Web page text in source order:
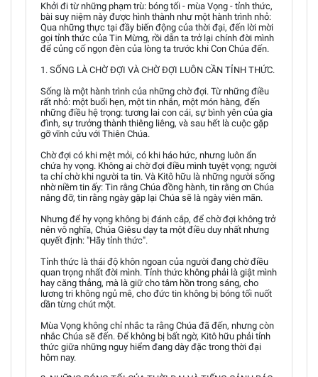
Khởi đi từ những phạm trù: bóng tối - mùa Vọng - tỉnh thức,
bài suy niệm này được hình thành như một hành trình nhỏ:
Qua những thực tại đầy biến động của thời đại, đến lời mời
gọi tỉnh thức của Tin Mừng, rồi dẫn ta trở lại chính đời mình
để củng cố ngọn đèn của lòng ta trước khi Con Chúa đến.
1. SỐNG LÀ CHỜ ĐỢI VÀ CHỜ ĐỢI LUÔN CẦN TỈNH THỨC.
Sống là một hành trình của những chờ đợi. Từ những điều
rất nhỏ: một buổi hẹn, một tin nhắn, một món hàng, đến
những điều hệ trọng: tương lai con cái, sự bình yên của gia
đình, sự trưởng thành thiêng liêng, và sau hết là cuộc gặp
gỡ vĩnh cửu với Thiên Chúa.
Chờ đợi có khi mệt mỏi, có khi háo hức, nhưng luôn ẩn
chứa hy vọng. Không ai chờ đợi điều mình tuyệt vọng; người
ta chỉ chờ khi người ta tin. Và Kitô hữu là những người sống
nhờ niềm tin ấy: Tin rằng Chúa đồng hành, tin rằng ơn Chúa
nâng đỡ, tin rằng ngày gặp lại Chúa sẽ là ngày viên mãn.
Nhưng để hy vọng không bị đánh cắp, để chờ đợi không trở
nên vô nghĩa, Chúa Giêsu dạy ta một điều duy nhất nhưng
quyết định: "Hãy tỉnh thức".
Tỉnh thức là thái độ khôn ngoan của người đang chờ điều
quan trọng nhất đời mình. Tỉnh thức không phải là giật mình
hay căng thẳng, mà là giữ cho tâm hồn trong sáng, cho
lương tri không ngủ mê, cho đức tin không bị bóng tối nuốt
dần từng chút một.
Mùa Vọng không chỉ nhắc ta rằng Chúa đã đến, nhưng còn
nhắc Chúa sẽ đến. Để không bị bất ngờ, Kitô hữu phải tỉnh
thức giữa những nguy hiểm đang dày đặc trong thời đại
hôm nay.